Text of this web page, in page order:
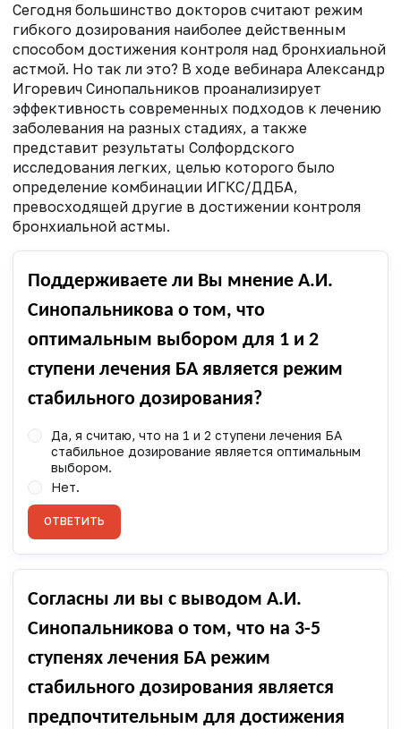
Сегодня большинство докторов считают режим
гибкого дозирования наиболее действенным
способом достижения контроля над бронхиальной
астмой. Но так ли это? В ходе вебинара Александр
Игоревич Синопальников проанализирует
эффективность современных подходов к лечению
заболевания на разных стадиях, а также
представит результаты Солфордского
исследования легких, целью которого было
определение комбинации ИГКС/ДДБА,
превосходящей другие в достижении контроля
бронхиальной астмы.
Поддерживаете ли Вы мнение А.И.
Синопальникова о том, что
оптимальным выбором для 1 и 2
ступени лечения БА является режим
стабильного дозирования?
Да, я считаю, что на 1 и 2 ступени лечения БА
стабильное дозирование является оптимальным
выбором.
Нет.
ОТВЕТИТЬ
Согласны ли вы с выводом А.И.
Синопальникова о том, что на 3-5
ступенях лечения БА режим
стабильного дозирования является
предпочтительным для достижения